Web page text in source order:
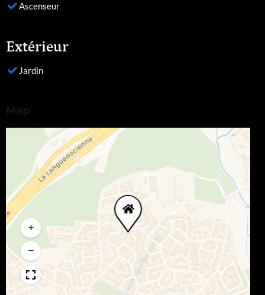
Ascenseur
Extérieur
Jardin
+
−